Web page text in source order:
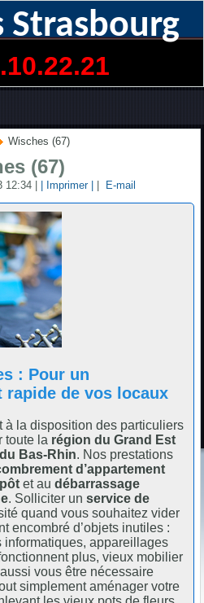
Strasbourg
Wisches (67)
(67)
12:34 | Imprimer | E-mail
: Pour un
rapide de vos locaux
à la disposition des particuliers
toute la région du Grand Est
Bas-Rhin. Nos prestations
d’appartement
et audébarrassage
. Solliciter unservice de
quand vous souhaitez vider
encombré d’objets inutiles :
informatiques, appareillages
plus, vieux mobilier
vous être nécessaire
simplement aménager votre